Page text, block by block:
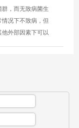
，而无致病菌生
况下不致病，但
外部因素下可以